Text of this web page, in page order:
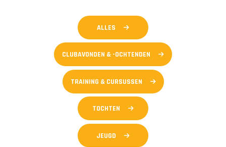
ALLES
CLUBAVONDEN & -OCHTENDEN
TRAINING & CURSUSSEN
TOCHTEN
JEUGD